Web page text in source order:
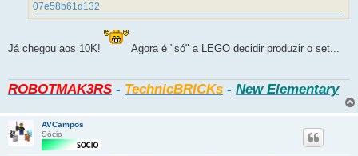
07e58b61d132
Já chegou aos 10K! Agora é "só" a LEGO decidir produzir o set...
ROBOTMAK3RS - TechnicBRICKs - New Elementary
AVCampos
Sócio